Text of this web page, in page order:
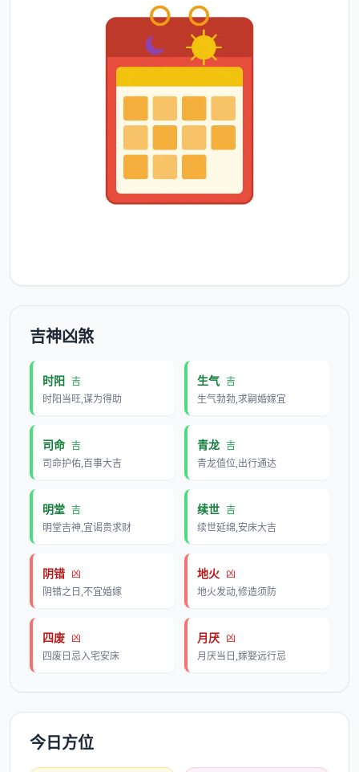
吉神凶煞
时阳 吉
时阳当旺,谋为得助
生气 吉
生气勃勃,求嗣婚嫁宜
司命 吉
司命护佑,百事大吉
青龙 吉
青龙值位,出行通达
明堂 吉
明堂吉神,宜谒贵求财
续世 吉
续世延绵,安床大吉
阴错 凶
阴错之日,不宜婚嫁
地火 凶
地火发动,修造须防
四废 凶
四废日忌入宅安床
月厌 凶
月厌当日,嫁娶远行忌
今日方位